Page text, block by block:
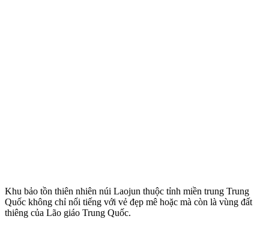
Khu bảo tồn thiên nhiên núi Laojun thuộc tỉnh miền trung Trung
Quốc không chỉ nổi tiếng với vẻ đẹp mê hoặc mà còn là vùng đất
thiêng của Lão giáo Trung Quốc.